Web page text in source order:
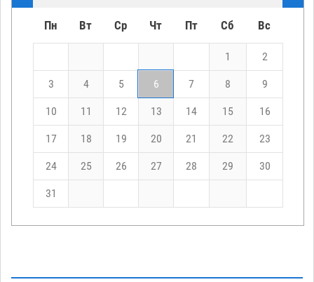
Пн Вт Ср Чт Пт Сб Вс
1 2
3 4 5 6 7 8 9
10 11 12 13 14 15 16
17 18 19 20 21 22 23
24 25 26 27 28 29 30
31